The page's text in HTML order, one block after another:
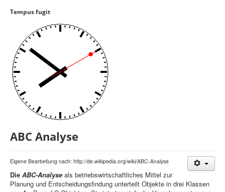
Benchmarking
Hoshin-Kanri
Kommunikation
Entscheidungsregeln
Aktuelle Seite:
Tempus fugit
ABC­ Analyse
Eigene Bearbetiung nach: http://de.wikipedia.org/wiki/ABC-Analyse
Die ABC-Analyse als betriebswirtschaftliches Mittel zur
Planung und Entscheidungsfindung unterteilt Objekte in drei Klassen